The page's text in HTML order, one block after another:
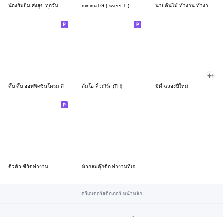
minimal G ( sweet 1 )
ดึ๊บ ดึ๊บ ออฟฟิศซินโดรม สี่ ส้มโอ คิ้วเกิร์ล (TH) มีดี้ ฉลองปีใหม่
ดิวดิว ชีวิตทำงาน
ครีเอเตอร์สติกเกอร์ หน้าหลัก